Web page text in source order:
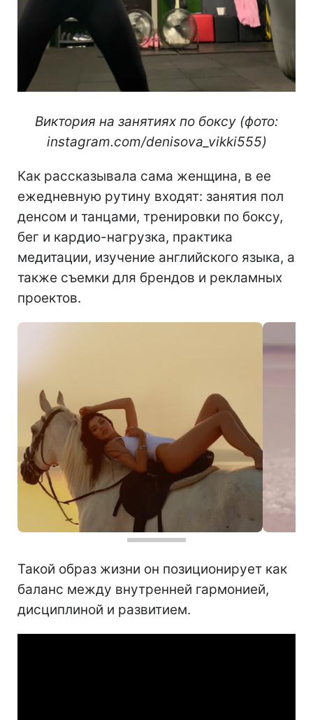
Виктория на занятиях по боксу (фото:
instagram.com/denisova_vikki555)
Как рассказывала сама женщина, в ее
ежедневную рутину входят: занятия пол
денсом и танцами, тренировки по боксу,
бег и кардио-нагрузка, практика
медитации, изучение английского языка, а
также съемки для брендов и рекламных
проектов.
Такой образ жизни он позиционирует как
баланс между внутренней гармонией,
дисциплиной и развитием.